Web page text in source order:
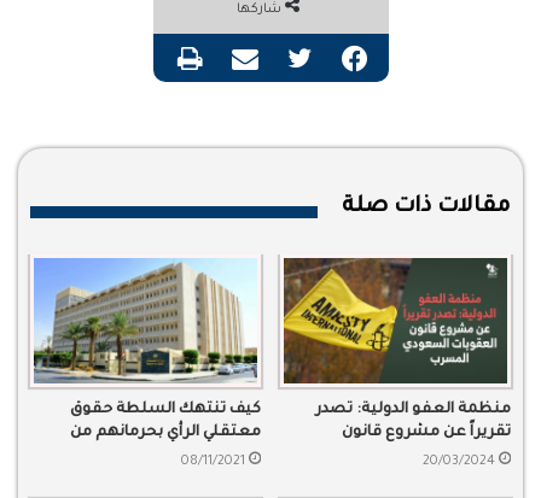
شاركها
فيسبوك تويتر مشاركة عبر البريد طباعة
مقالات ذات صلة
منظمة العفو الدولية: تصدر
تقريراً عن مشروع قانون
العقوبات السعودي المسرب
20/03/2024
كيف تنتهك السلطة حقوق
معتقلي الرأي بحرمانهم من
توكيل محامي؟
08/11/2021